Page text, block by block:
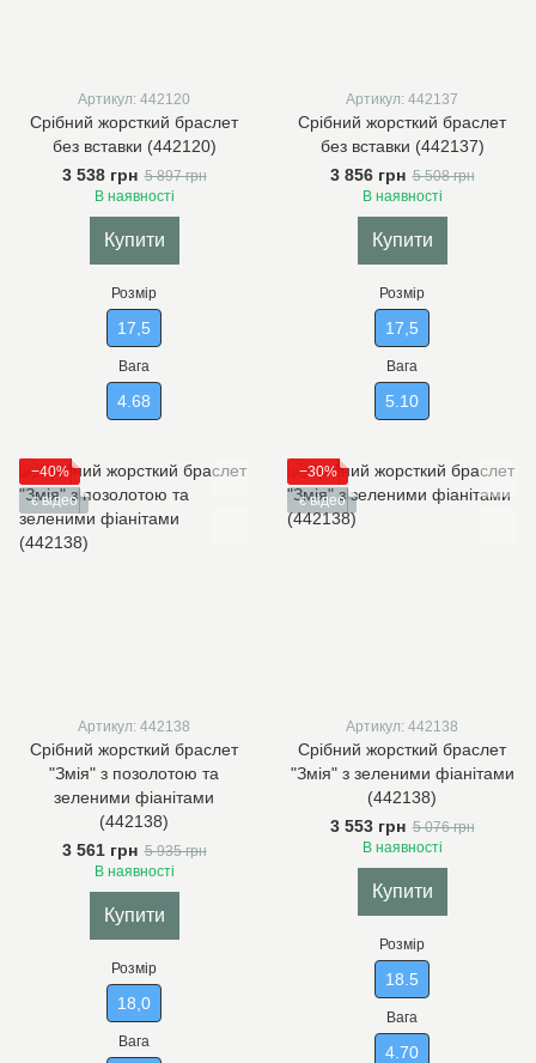
Артикул: 442120
Срібний жорсткий браслет
без вставки (442120)
3 538 грн 5 897 грн
В наявності
Купити
Розмір
17,5
Вага
4.68
Артикул: 442137
Срібний жорсткий браслет
без вставки (442137)
3 856 грн 5 508 грн
В наявності
Купити
Розмір
17,5
Вага
5.10
−40%
є відео
Артикул: 442138
Срібний жорсткий браслет
"Змія" з позолотою та
зеленими фіанітами
(442138)
3 561 грн 5 935 грн
В наявності
Купити
Розмір
18,0
Вага
−30%
є відео
Артикул: 442138
Срібний жорсткий браслет
"Змія" з зеленими фіанітами
(442138)
3 553 грн 5 076 грн
В наявності
Купити
Розмір
18.5
Вага
4.70